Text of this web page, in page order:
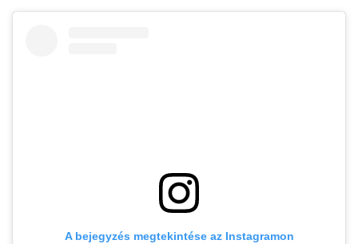
A bejegyzés megtekintése az Instagramon